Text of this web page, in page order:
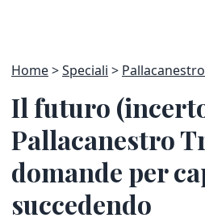
Home Speciali
Il futuro
Pallacanestro
domande per
succedendo